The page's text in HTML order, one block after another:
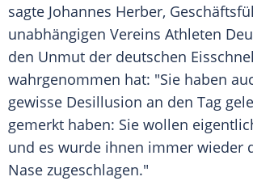
sagte Johannes Herber,
unabhängigen Vereins Athleten
den Unmut der deutschen
wahrgenommen hat: "Sie haben
gewisse Desillusion an den Tag
gemerkt haben: Sie wollen
und es wurde ihnen immer wieder
Nase zugeschlagen."